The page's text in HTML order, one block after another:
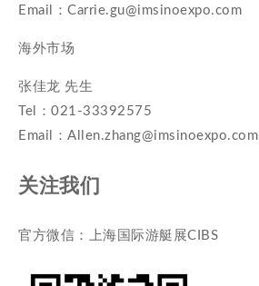
Email：Carrie.gu@imsinoexpo.com
海外市场
张佳龙 先生
Tel：021-33392575
Email：Allen.zhang@imsinoexpo.com
关注我们
官方微信：上海国际游艇展CIBS